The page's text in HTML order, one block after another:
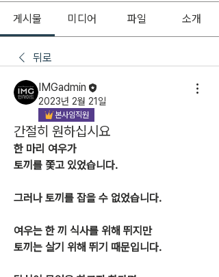
게시물 미디어 파일 소개
뒤로
IMGadmin
2023년 2월 21일
본사임직원
간절히 원하십시요
한 마리 여우가
토끼를 쫓고 있었습니다.
그러나 토끼를 잡을 수 없었습니다.
여우는 한 끼 식사를 위해 뛰지만
토끼는 살기 위해 뛰기 때문입니다.